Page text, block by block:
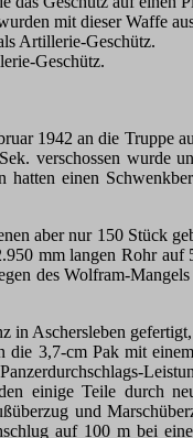
mit dieser Waffe
Artillerie-Geschütz.
Geschütz.
1942 an die
verschossen
einen
aber nur 150 Stück
mm langen Rohr
des Wolfram-
Aschersleben
3,7-cm Pak mit
einige Teile durch
und
auf 100 m bei